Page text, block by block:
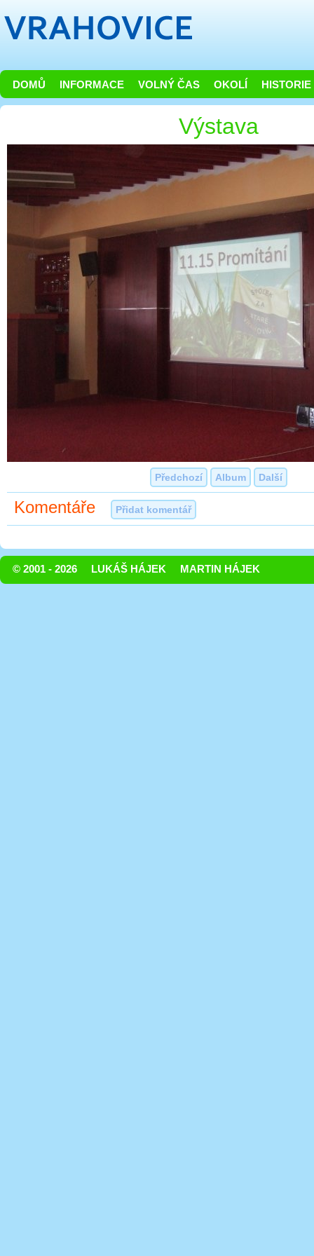
DOMŮ INFORMACE VOLNÝ ČAS OKOLÍ HISTORIE
Výstava
Předchozí Album Další
Komentáře Přidat komentář
© 2001 - 2026 LUKÁŠ HÁJEK MARTIN HÁJEK